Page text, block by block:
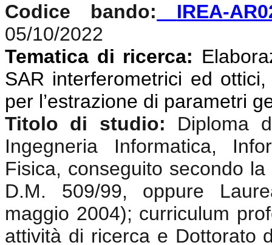
Codice bando:
IREA-
05/10/2022
Tematica di ricerca:
SAR interferometrici ed
per l’estrazione di parametri
Titolo di studio:
Diploma
Ingegneria Informatica,
Fisica, conseguito secondo
D.M. 509/99, oppure
maggio 2004); curriculum
attività di ricerca e Dottorato